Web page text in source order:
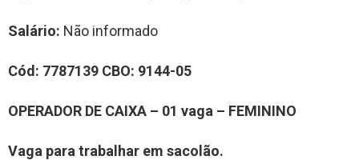
Salário: Não informado
Cód: 7787139 CBO: 9144-05
OPERADOR DE CAIXA – 01 vaga – FEMININO
Vaga para trabalhar em sacolão.